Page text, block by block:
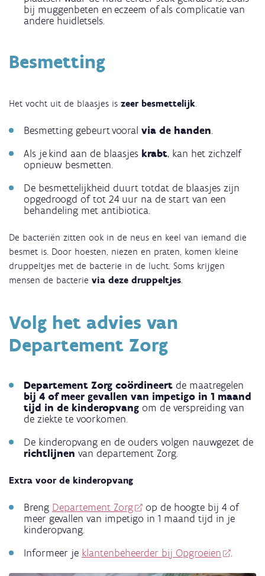
bij muggenbeten en eczeem of als complicatie van
andere huidletsels.
Besmetting
Het vocht uit de blaasjes is zeer besmettelijk
Besmetting gebeurt vooral via de handen.
Als je kind aan de blaasjes krabt, kan het zichzelf
opnieuw besmetten.
De besmettelijkheid duurt totdat de blaasjes zijn
opgedroogd of tot 24 uur na de start van een
behandeling met antibiotica.
De bacteriën zitten ook in de neus en keel van iemand die
besmet is. Door hoesten, niezen en praten, komen kleine
druppeltjes met de bacterie in de lucht. Soms krijgen
mensen de bacterie via deze druppeltjes
Volg het advies van
Departement Zorg
Departement Zorg coördineert de maatregelen
bij 4 of meer gevallen van impetigo in 1 maand
tijd in de kinderopvang om de verspreiding van
de ziekte te voorkomen.
De kinderopvang en de ouders volgen nauwgezet de
richtlijnen van departement Zorg.
Extra voor de kinderopvang
Breng Departement Zorg
op de hoogte bij 4 of
meer gevallen van impetigo in 1 maand tijd in je
kinderopvang.
Informeer je klantenbeheerder bij Opgroeien .